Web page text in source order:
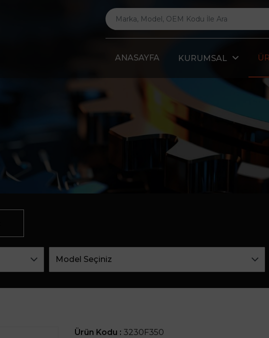
ANASAYFA KURUMSAL
Ürün Kodu : 3230F350